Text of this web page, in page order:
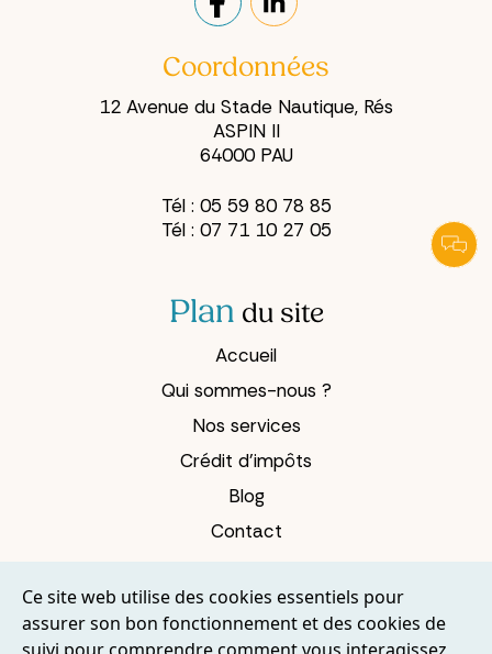
réaction
Mes affaires,
m'en occupe.
»
Coordonnées
12 Avenue du Stade Nautique, Rés
ASPIN II
64000 PAU
Tél : 05 59 80 78 85
Tél : 07 71 10 27 05
Démarches administratives
Plan du site
Accueil
Qui sommes-nous ?
Nos services
Crédit d’impôts
Blog
Contact
Ce site web utilise des cookies essentiels pour
assurer son bon fonctionnement et des cookies de